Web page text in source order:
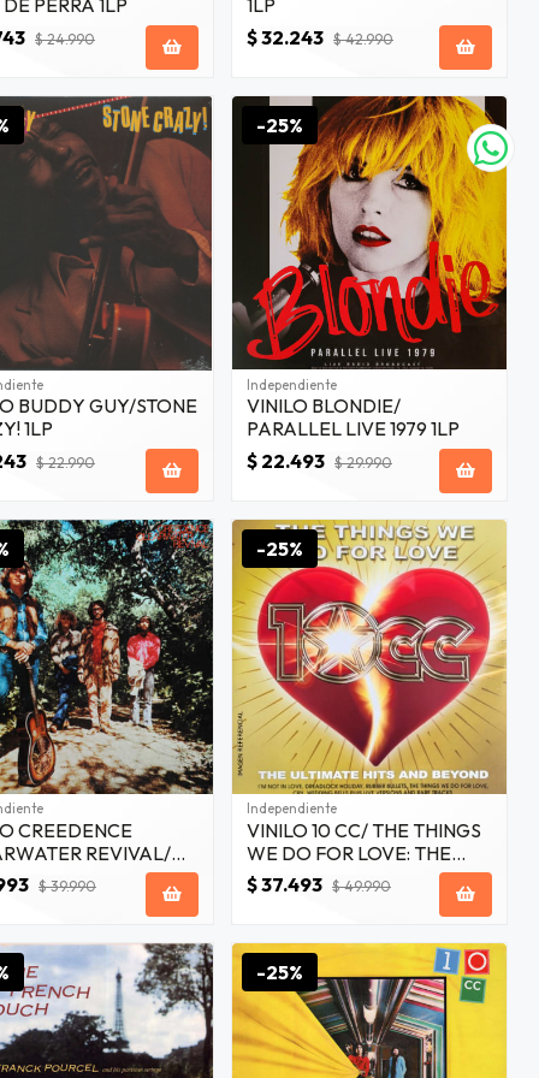
PERRA 1LP
$ 24.990
1LP
$ 32.243 $ 42.990
BUDDY GUY/STONE
1LP
$ 22.990
-25%
Independiente
VINILO BLONDIE/
PARALLEL LIVE 1979 1LP
$ 22.493 $ 29.990
CREEDENCE
REVIVAL/
RIVER 1LP
$ 39.990
-25%
Independiente
VINILO 10 CC/ THE THINGS
WE DO FOR LOVE: THE
ULTIMATE HITS & BEYOND
2LP
$ 37.493 $ 49.990
-25%